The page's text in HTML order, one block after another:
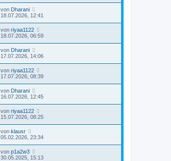
von Dharani
18.07.2026, 12:41
von riyaa1122
18.07.2026, 06:59
von Dharani
17.07.2026, 14:06
von riyaa1122
17.07.2026, 08:39
von Dharani
16.07.2026, 12:45
von riyaa1122
15.07.2026, 08:25
von klausr
05.02.2026, 23:34
von p1a2w3
30.05.2025, 15:13